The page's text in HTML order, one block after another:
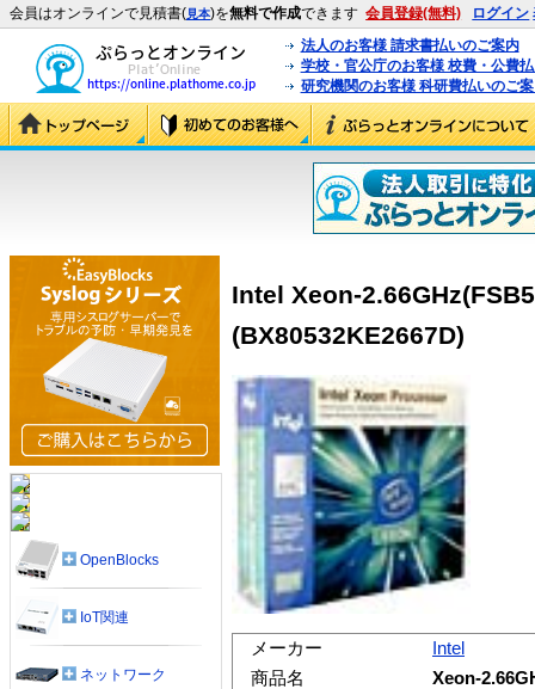
会員はオンラインで見積書(見本)を無料で作成できます 会員登録(無料) ログイン
法人のお客様 請求書払いのご案内
学校・官公庁のお客様 校費・公費
研究機関のお客様 科研費払いのご
Intel Xeon-
(BX80532KE2667D)
メーカー
Intel
商品名
Xeon-
OpenBlocks
IoT関連
ネットワーク